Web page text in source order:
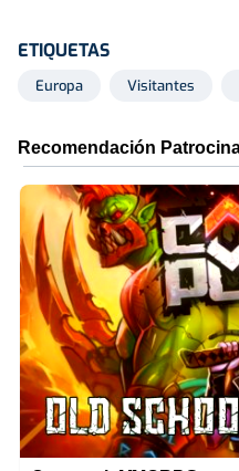
ETIQUETAS
Europa Visitantes